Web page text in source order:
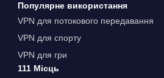
Популярне використання
VPN для потокового передавання
VPN для спорту
VPN для гри
111 Місць